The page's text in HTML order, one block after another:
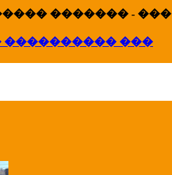
������� -
���������� ���